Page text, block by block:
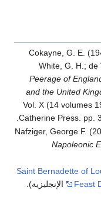
Cokayne, G. E.
White, G. H.; de
Peerage of
and the United
Vol. X (14 volumes
Catherine Press. pp.
.
Nafziger, George F.
Napoleonic
"Saint Bernadette of
Feast
.